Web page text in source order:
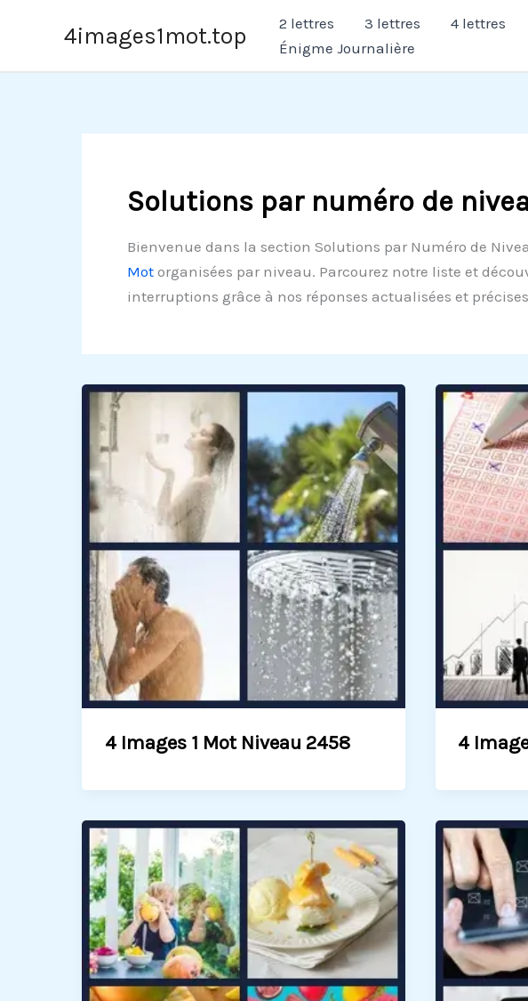
4images1mot.top 2 lettres 3 lettres 4 lettres
Énigme Journalière
Solutions par numéro de
Bienvenue dans la section Solutions par Numéro de
Mot organisées par niveau. Parcourez notre liste et
interruptions grâce à nos réponses actualisées et
4 Images 1 Mot Niveau 2458 4